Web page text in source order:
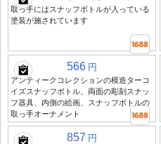
取っ手にはスナッフボトルが入っている
塗装が施されています
566 円
アンティークコレクションの模造ターコ
イズスナッフボトル、両面の彫刻スナッ
フ器具、内側の絵画、スナッフボトルの
取っ手オーナメント
857 円